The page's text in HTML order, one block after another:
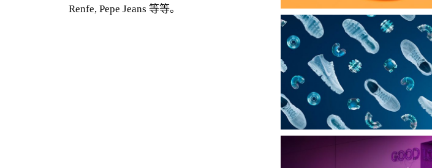
Renfe, Pepe Jeans 等等。